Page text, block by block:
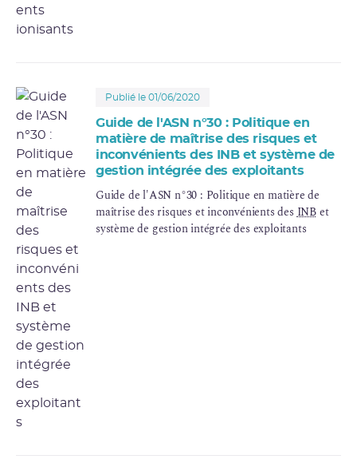
Publié le 01/06/2020
Guide de l'ASN n°30 : Politique en
matière de maîtrise des risques et
inconvénients des INB et système de
gestion intégrée des exploitants
Guide de l'ASN n°30 : Politique en matière de
maîtrise des risques et inconvénients des INBet
système de gestion intégrée des exploitants